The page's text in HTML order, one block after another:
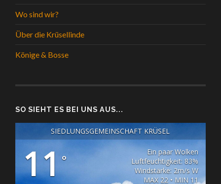
Wo sind wir?
Über die Krüsellinde
Könige & Bosse
SO SIEHT ES BEI UNS AUS...
SIEDLUNGSGEMEINSCHAFT KRÜSEL
11°
Ein paar Wolken
Luftfeuchtigkeit: 83%
Windstärke: 2m/s W
MAX 22 • MIN 11